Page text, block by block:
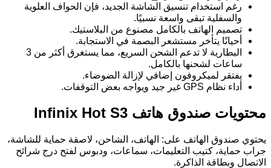
رغم استخدام تنسيق الشاشة الجديد، فإن الحواف العلوية
والسفلية تبقى واسعة نسبيًا.
تصميم الهاتف بالكامل مصنوع من البلاستيك.
أحيانًا يتأخر مستشعر البصمة في الاستجابة.
البطارية لا تدعم الشحن السريع، مما يستغرق أكثر من 3
ساعات لشحنها بالكامل.
يفتقر لميكروفون إضافي لإزالة الضوضاء.
أداء نظام GPS غير جيد ويواجه بعض التوقفات.
محتويات صندوق هاتف Infinix Hot S3
يحتوي صندوق الهاتف على: الهاتف، الشاحن، لاصقة حماية للشاشة،
جراب حماية، كتيب التعليمات، سماعات، ودبوس لفتح درج شرائح
الاتصال وبطاقة الذاكرة.